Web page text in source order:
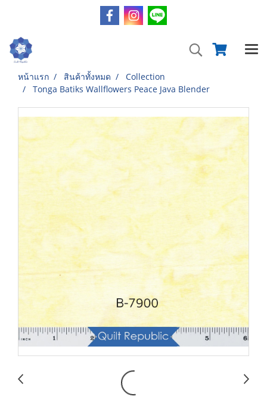
หน้าแรก สินค้าทั้งหมด
Collection
Tonga Batiks Wallflowers Peace Java Blender